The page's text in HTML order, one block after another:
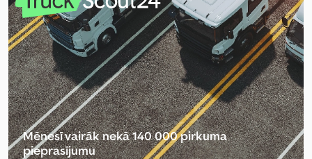
Mēnesī vairāk nekā 140 000 pirkuma
pieprasījumu